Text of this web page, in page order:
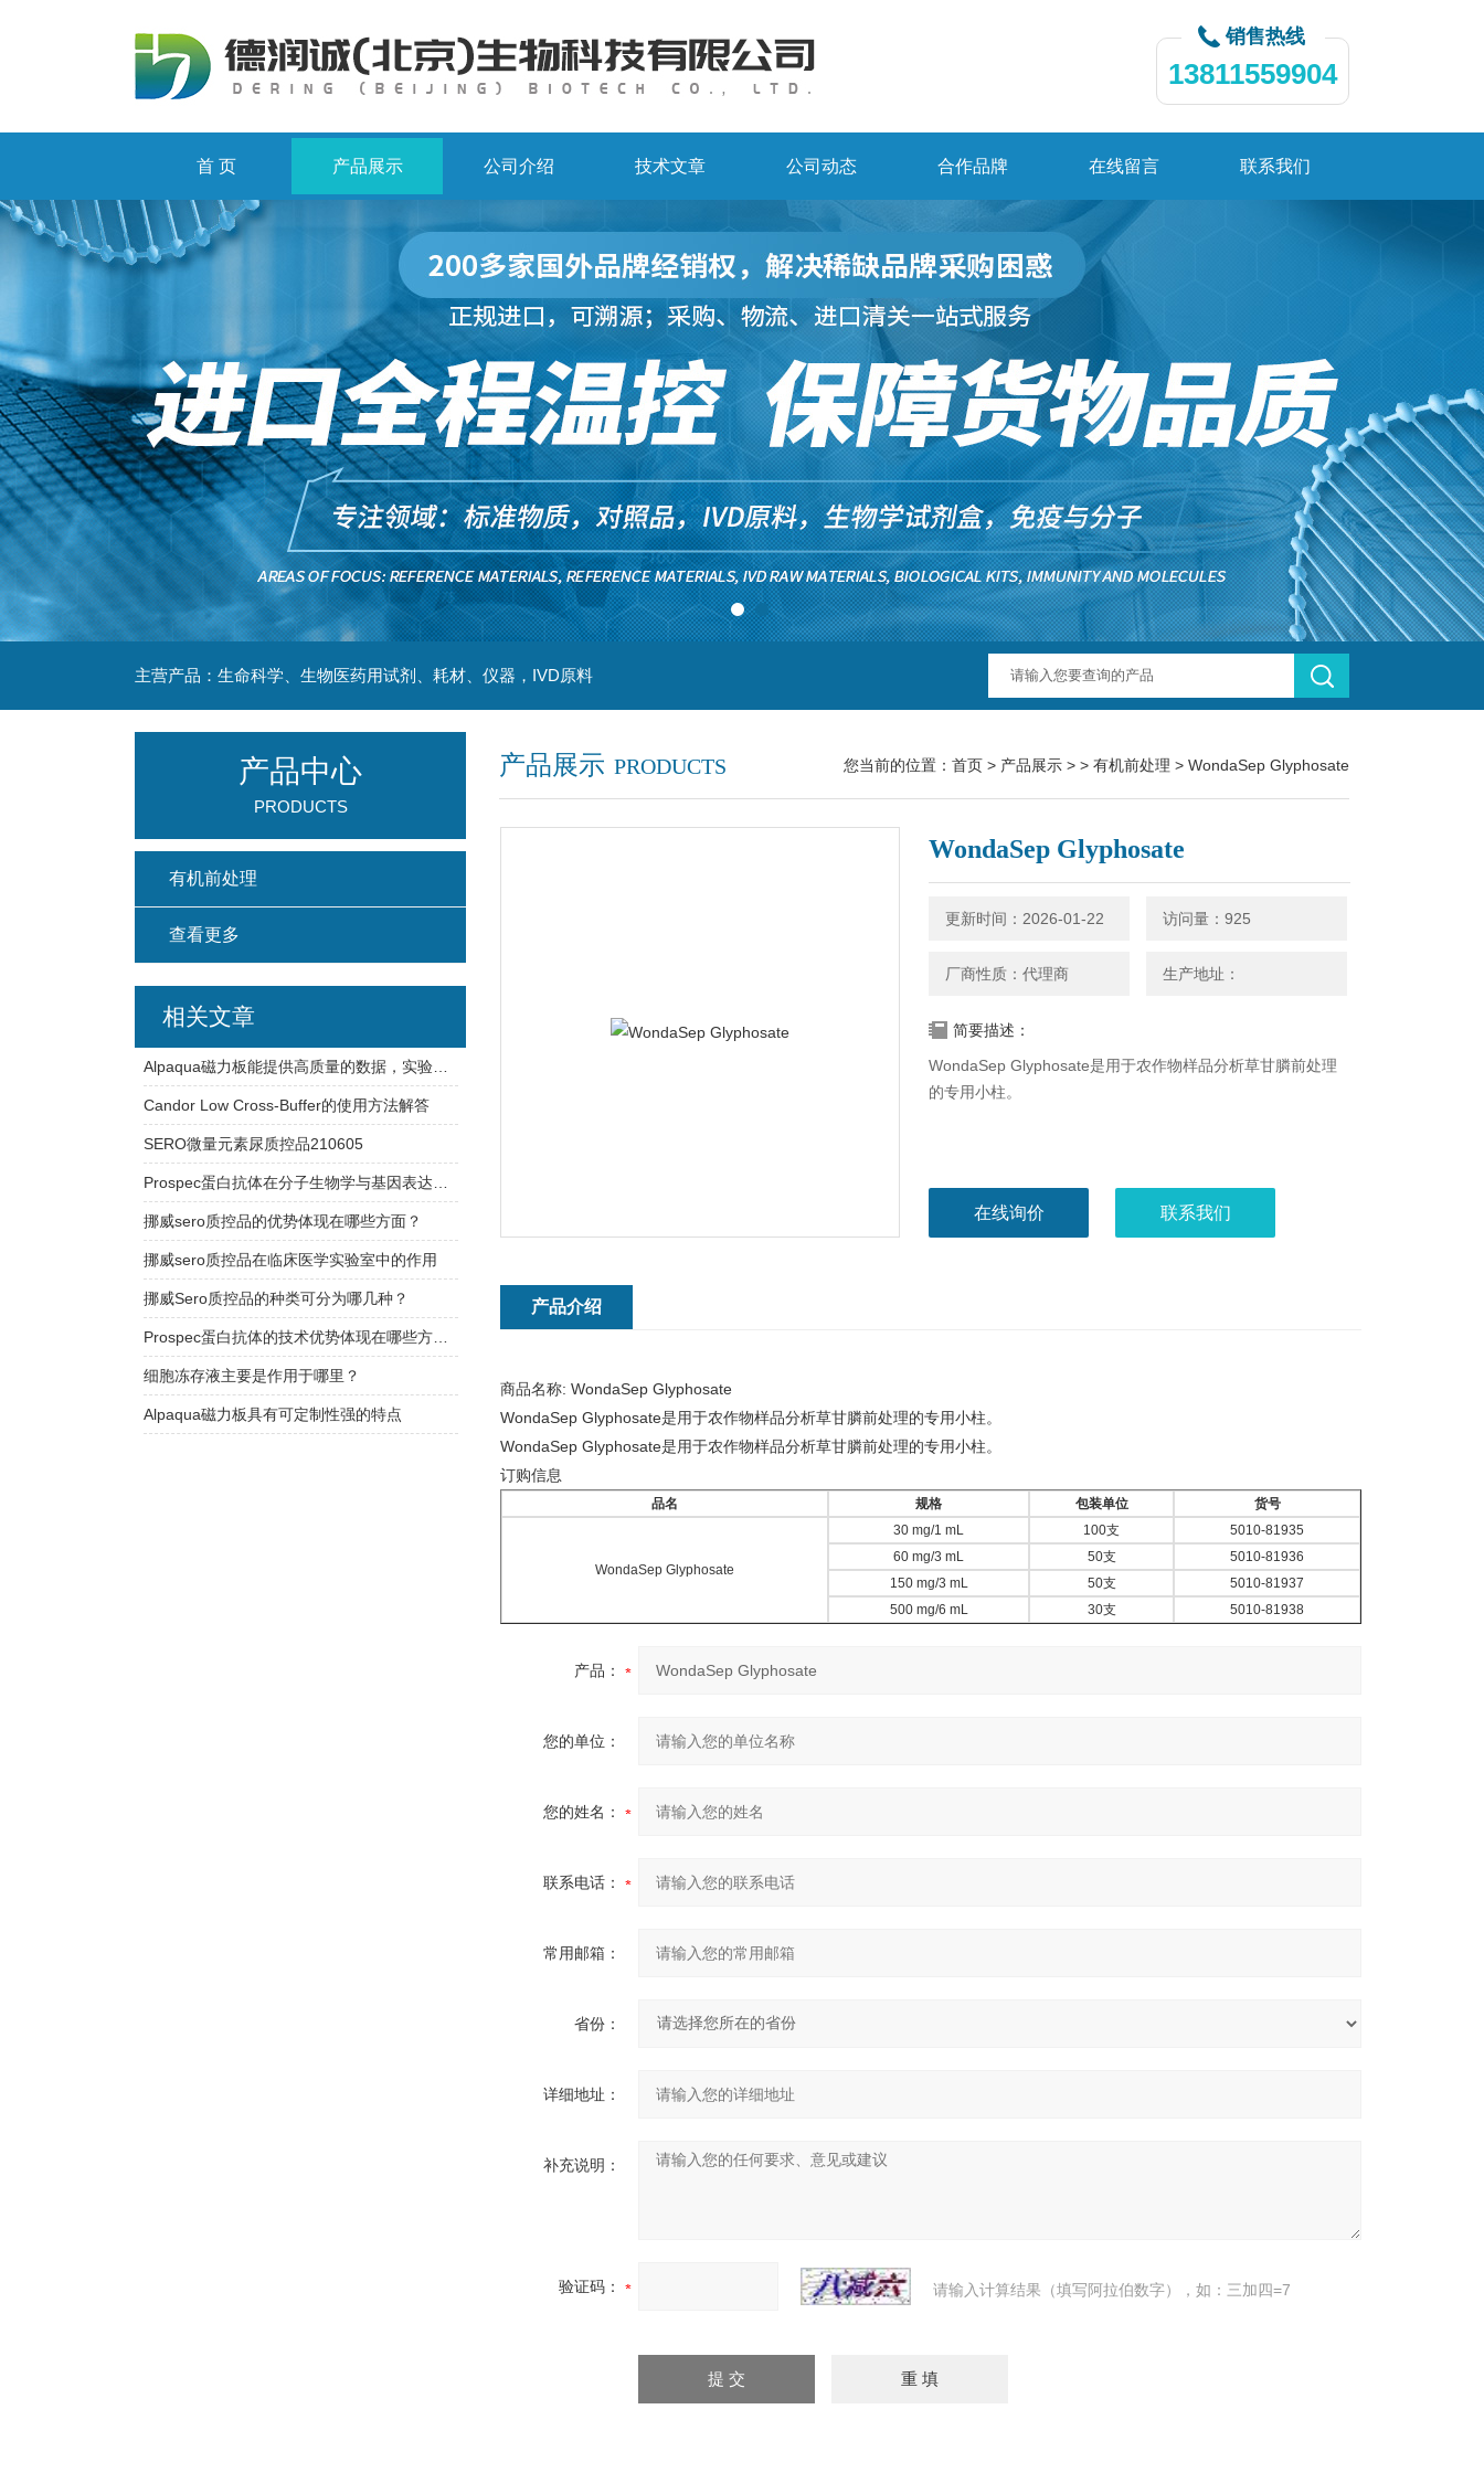
销售热线
13811559904
首 页 产品展示 公司介绍 技术文章 公司动态 合作品牌 在线留言 联系我们
主营产品：生命科学、生物医药用试剂、耗材、仪器，IVD原料
产品展示 PRODUCTS 您当前的位置： 首页 > 产品展示 > > 有机前处理 > WondaSep Glyphosate
WondaSep Glyphosate
更新时间：2026-01-22 访问量：925
厂商性质：代理商 生产地址：
简要描述：
WondaSep Glyphosate是用于农作物样品分析草甘膦前处理
的专用小柱。
在线询价 联系我们
产品介绍
商品名称: WondaSep Glyphosate
WondaSep Glyphosate是用于农作物样品分析草甘膦前处理的专用小柱。
WondaSep Glyphosate是用于农作物样品分析草甘膦前处理的专用小柱。
订购信息
品名 规格 包装单位 货号
WondaSep Glyphosate
30 mg/1 mL 100支
5010-81935
60 mg/3 mL
50支
5010-81936
150 mg/3 mL
50支
5010-81937
500 mg/6 mL
30支 5010-81938
产品：
您的单位：
您的姓名：
联系电话：
常用邮箱：
省份：
详细地址：
补充说明：
验证码： 请输入计算结果（填写阿拉伯数字），如：三加四=7
产品中心
PRODUCTS
有机前处理
查看更多
相关文章
Alpaqua磁力板能提供高质量的数据，实验结果更加可信
Candor Low Cross-Buffer的使用方法解答
SERO微量元素尿质控品210605
挪威sero质控品的优势体现在哪些方面？
挪威sero质控品在临床医学实验室中的作用
挪威Sero质控品的种类可分为哪几种？
Prospec蛋白抗体的技术优势体现在哪些方面？
细胞冻存液主要是作用于哪里？
Alpaqua磁力板具有可定制性强的特点